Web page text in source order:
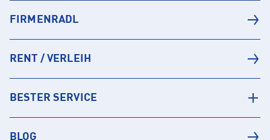
FIRMENRADL
RENT / VERLEIH
BESTER SERVICE
BLOG